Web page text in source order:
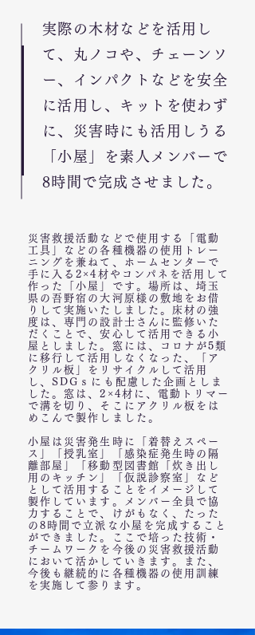
実際の木材などを活用し
て、丸ノコや、チェーンソ
ー、インパクトなどを安全
に活用し、キットを使わず
に、災害時にも活用しうる
「小屋」を素人メンバーで
8時間で完成させました。
災害救援活動などで使用する「電動
工具」などの各種機器の使用トレー
ニングを兼ねて、ホームセンターで
手に入る2×4材やコンパネを活用して
作った「小屋」です。場所は、埼玉
県の吾野宿の大河原様の敷地をお借
りして実施いたしました。床材の強
度は、専門の設計士さんに監修いた
だくことで、安心して活用できる小
屋としました。窓には、コロナが5類
に移行して活用しなくなった、「ア
クリル板」をリサイクルして活用
し、SDGｓにも配慮した企画としま
した。窓は、2×4材に、電動トリマー
で溝を切り、そこにアクリル板をは
めこんで製作しました。
小屋は災害発生時に「着替えスペー
ス」「授乳室」「感染症発生時の隔
離部屋」「移動型図書館「炊き出し
用のキッチン」「仮説診察室」など
として活用することをイメージして
製作しています。メンバー全員で協
力することで、けがもなく、たった
の8時間で立派な小屋を完成すること
ができました。ここで培った技術・
チームワークを今後の災害救援活動
において活かしていきます。また、
今後も継続的に各種機器の使用訓練
を実施して参ります。